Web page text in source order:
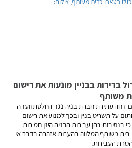
בדירות בבניין מונעות את רישום
משותף
דחה עתירת חברת בניה נגד החלטת וועדה
על תשריט בניין ובכך למנוע את רישום
בהן עבירות הבניה הינן חמורות
בית משותף המלווה בהערות אזהרה בדבר אי
העבירות.